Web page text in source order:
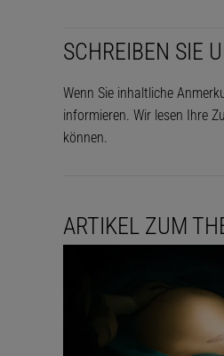
SCHREIBEN SIE
Wenn Sie inhaltliche
informieren. Wir lesen Ihre
können.
ARTIKEL ZUM